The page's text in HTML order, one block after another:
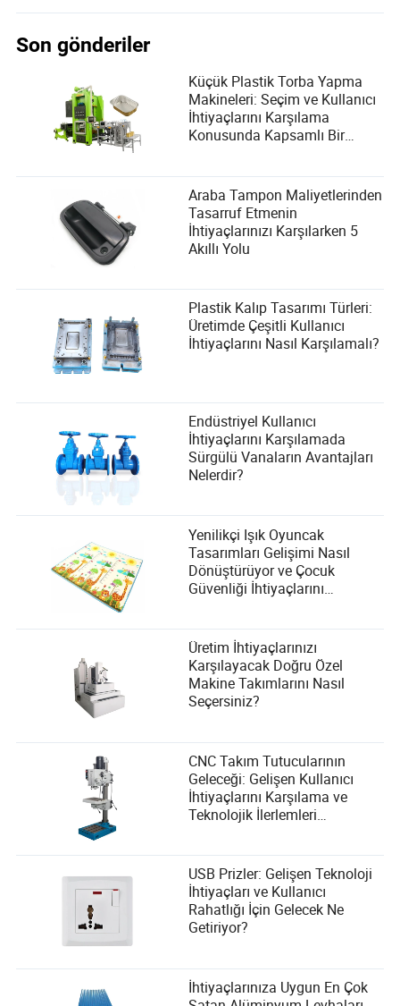
Son gönderiler
Küçük Plastik Torba Yapma
Makineleri: Seçim ve Kullanıcı
İhtiyaçlarını Karşılama
Konusunda Kapsamlı Bir
Araba Tampon Maliyetlerinden
Tasarruf Etmenin
İhtiyaçlarınızı Karşılarken 5
Akıllı Yolu
Plastik Kalıp Tasarımı Türleri:
Üretimde Çeşitli Kullanıcı
İhtiyaçlarını Nasıl Karşılamalı?
Endüstriyel Kullanıcı
İhtiyaçlarını Karşılamada
Sürgülü Vanaların Avantajları
Nelerdir?
Yenilikçi Işık Oyuncak
Tasarımları Gelişimi Nasıl
Dönüştürüyor ve Çocuk
Güvenliği İhtiyaçlarını
Üretim İhtiyaçlarınızı
Karşılayacak Doğru Özel
Makine Takımlarını Nasıl
Seçersiniz?
CNC Takım Tutucularının
Geleceği: Gelişen Kullanıcı
İhtiyaçlarını Karşılama ve
Teknolojik İlerlemleri
USB Prizler: Gelişen Teknoloji
İhtiyaçları ve Kullanıcı
Rahatlığı İçin Gelecek Ne
Getiriyor?
İhtiyaçlarınıza Uygun En Çok